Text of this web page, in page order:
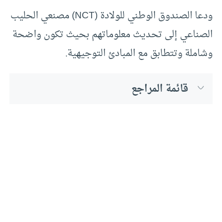
ودعا الصندوق الوطني للولادة (NCT) مصنعي الحليب
الصناعي إلى تحديث معلوماتهم بحيث تكون واضحة
وشاملة وتتطابق مع المبادئ التوجيهية.
قائمة المراجع